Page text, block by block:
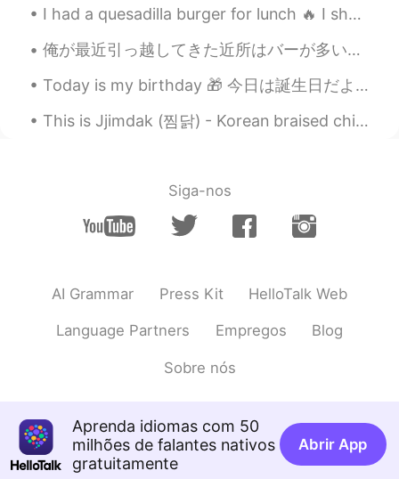
Its so beautiful swan 💘
Kumiko 2020.02.14 12:29
Really cool ! 😃
WOW so beautiful😍
Yayoi 2020.02.14 12:22
I had a quesadilla burger for lunch 🔥 I shared the appetizer and desert with my family. They wer...
俺が最近引っ越してきた近所はバーが多いから便利だと最初は思ったけど、もう少し検証したら水商売ばっかりだってことに気づいて、最悪に思うようになった。柄悪くて最悪。 そんなことも一目で分からない俺が...
Today is my birthday 🎁 今日は誕生日だよ🎉 Aujourd’hui c’est mon anniversaire 🥳 21 years old 21歳だよ 21 a...
This is Jjimdak (찜닭) - Korean braised chicken, the best chicken dish we ever made. 😍🤤 Last fall...
Siga-nos
AI Grammar Press Kit HelloTalk Web
Language Partners Empregos Blog
Sobre nós
Aprenda idiomas com 50
milhões de falantes nativos
gratuitamente
Abrir App